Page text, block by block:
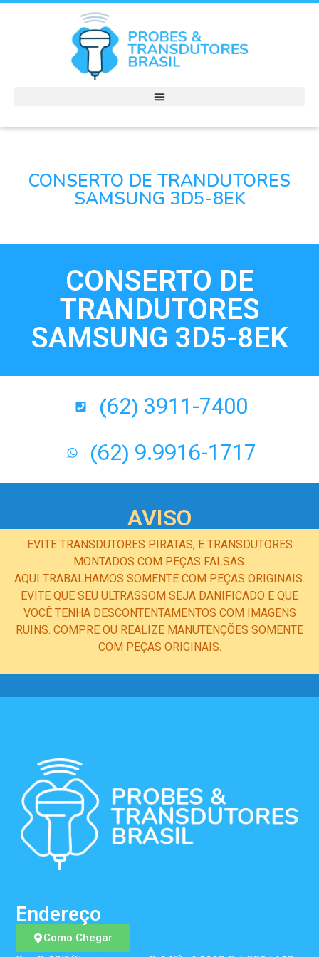
CONSERTO DE TRANDUTORES
SAMSUNG 3D5-8EK
CONSERTO DE
TRANDUTORES
SAMSUNG 3D5-8EK
(62) 3911-7400
(62) 9.9916-1717
AVISO
EVITE TRANSDUTORES PIRATAS, E TRANSDUTORES
MONTADOS COM PEÇAS FALSAS.
AQUI TRABALHAMOS SOMENTE COM PEÇAS ORIGINAIS.
EVITE QUE SEU ULTRASSOM SEJA DANIFICADO E QUE
VOCÊ TENHA DESCONTENTAMENTOS COM IMAGENS
RUINS. COMPRE OU REALIZE MANUTENÇÕES SOMENTE
COM PEÇAS ORIGINAIS.
Como Chegar
Endereço